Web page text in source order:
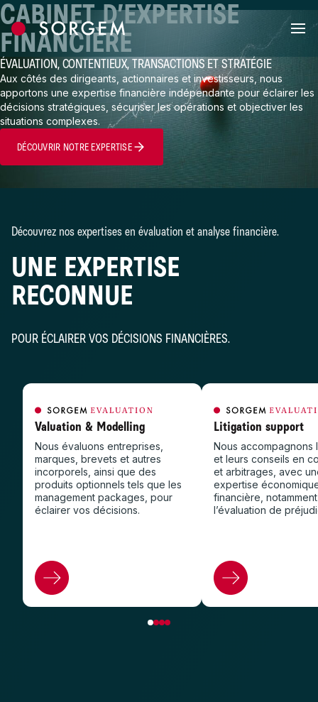
Skip to content
CABINET D’EXPERTISE
FINANCIÈRE
ÉVALUATION, CONTENTIEUX, TRANSACTIONS ET STRATÉGIE
Aux côtés des dirigeants, actionnaires et investisseurs, nous
apportons une expertise financière indépendante pour éclairer les
décisions stratégiques, sécuriser les opérations et objectiver les
situations complexes.
DÉCOUVRIR NOTRE EXPERTISE
Découvrez nos expertises en évaluation et analyse financière.
UNE EXPERTISE
RECONNUE
POUR ÉCLAIRER VOS DÉCISIONS FINANCIÈRES.
Valuation & Modelling
Nous évaluons entreprises,
marques, brevets et autres
incorporels, ainsi que des
produits optionnels tels que les
management packages, pour
éclairer vos décisions.
Litigation support
Nous accompagnons
et leurs conseils en
et arbitrages, avec
expertise
financière,
l’évaluation de